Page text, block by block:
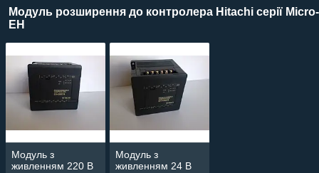
Модуль розширення до контролера Hitachi серії Micro-
EH
Модуль з
живленням 220 В
Модуль з
живленням 24 В